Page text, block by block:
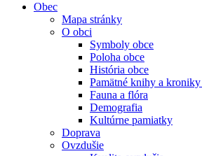
Obec
Mapa stránky
O obci
Symboly obce
Poloha obce
História obce
Pamätné knihy a
Fauna a flóra
Demografia
Kultúrne pamiatky
Doprava
Ovzdušie